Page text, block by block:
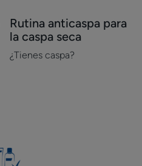
Descubrir
Rutina
anticaspa
Rutina anticaspa para
la caspa seca
¿Tienes caspa?